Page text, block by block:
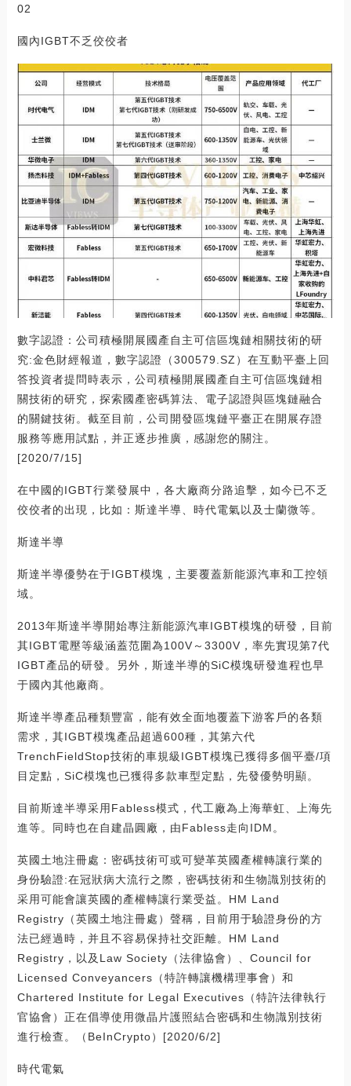
02
國內IGBT不乏佼佼者
數字認證：公司積極開展國產自主可信區塊鏈相關技術的研
究:金色財經報道，數字認證（300579.SZ）在互動平臺上回
答投資者提問時表示，公司積極開展國產自主可信區塊鏈相
關技術的研究，探索國產密碼算法、電子認證與區塊鏈融合
的關鍵技術。截至目前，公司開發區塊鏈平臺正在開展存證
服務等應用試點，并正逐步推廣，感謝您的關注。
[2020/7/15]
在中國的IGBT行業發展中，各大廠商分路追擊，如今已不乏
佼佼者的出現，比如：斯達半導、時代電氣以及士蘭微等。
斯達半導
斯達半導優勢在于IGBT模塊，主要覆蓋新能源汽車和工控領
域。
2013年斯達半導開始專注新能源汽車IGBT模塊的研發，目前
其IGBT電壓等級涵蓋范圍為100V～3300V，率先實現第7代
IGBT產品的研發。另外，斯達半導的SiC模塊研發進程也早
于國內其他廠商。
斯達半導產品種類豐富，能有效全面地覆蓋下游客戶的各類
需求，其IGBT模塊產品超過600種，其第六代
TrenchFieldStop技術的車規級IGBT模塊已獲得多個平臺/項
目定點，SiC模塊也已獲得多款車型定點，先發優勢明顯。
目前斯達半導采用Fabless模式，代工廠為上海華虹、上海先
進等。同時也在自建晶圓廠，由Fabless走向IDM。
英國土地注冊處：密碼技術可或可變革英國產權轉讓行業的
身份驗證:在冠狀病大流行之際，密碼技術和生物識別技術的
采用可能會讓英國的產權轉讓行業受益。HM Land
Registry（英國土地注冊處）聲稱，目前用于驗證身份的方
法已經過時，并且不容易保持社交距離。HM Land
Registry，以及Law Society（法律協會）、Council for
Licensed Conveyancers（特許轉讓機構理事會）和
Chartered Institute for Legal Executives（特許法律執行
官協會）正在倡導使用微晶片護照結合密碼和生物識別技術
進行檢查。（BeInCrypto）[2020/6/2]
時代電氣